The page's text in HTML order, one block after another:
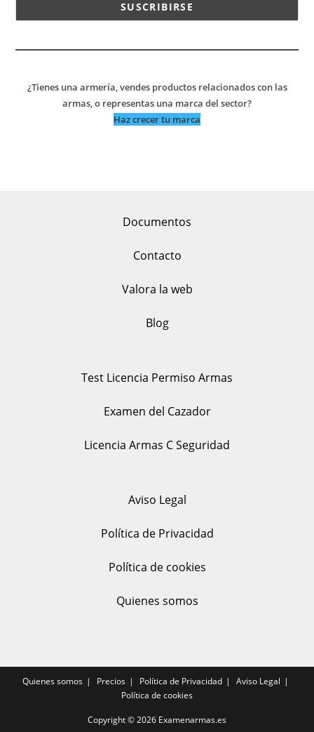
¿Tienes una armería, vendes productos relacionados con las
armas, o representas una marca del sector?
Haz crecer tu marca
Documentos
Contacto
Valora la web
Blog
Test Licencia Permiso Armas
Examen del Cazador
Licencia Armas C Seguridad
Aviso Legal
Política de Privacidad
Política de cookies
Quienes somos
Quienes somos Precios Política de Privacidad
Aviso Legal
Política de cookies
Copyright © 2026 Examenarmas.es